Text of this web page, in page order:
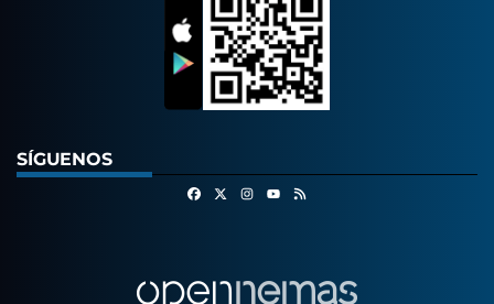
SÍGUENOS
FacebookInstagram